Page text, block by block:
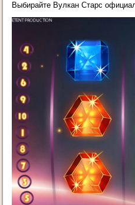
Выбирайте Вулкан Старс